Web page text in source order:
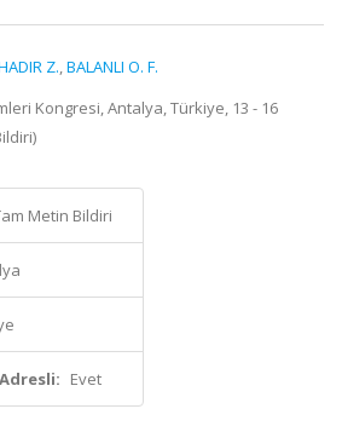
Z.,BALANLI O. F.
Kongresi, Antalya, Türkiye, 13 - 16
Metin Bildiri
Evet